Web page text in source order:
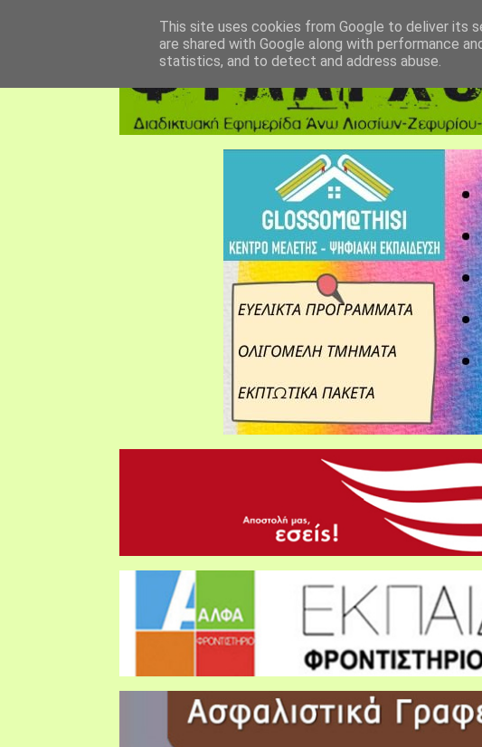
This site uses cookies from Google to deliver its
are shared with Google along with performance
statistics, and to detect and address abuse.